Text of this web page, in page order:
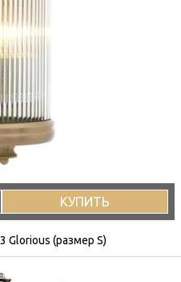
КУПИТЬ
Glorious (размер S)